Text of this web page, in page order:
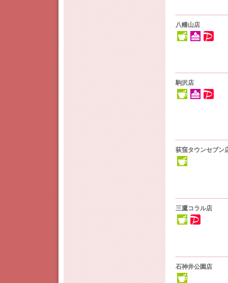
八幡山店
駒沢店
荻窪タウンセブン
三鷹コラル店
石神井公園店